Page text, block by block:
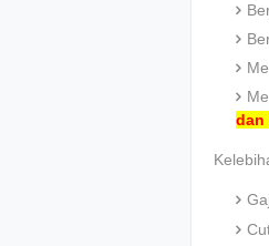
dan